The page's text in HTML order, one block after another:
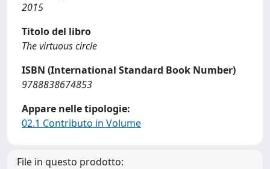
2015
Titolo del libro
The virtuous circle
ISBN (International Standard Book Number)
9788838674853
Appare nelle tipologie:
02.1 Contributo in Volume
File in questo prodotto: